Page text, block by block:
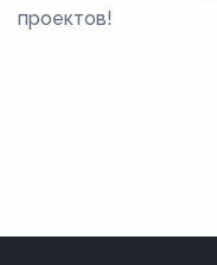
проектов!